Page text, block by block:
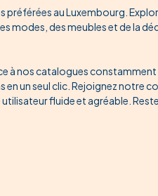
au Luxembourg.
modes, des meubles et de la
à nos catalogues
un seul clic. Rejoignez notre
fluide et agréable.